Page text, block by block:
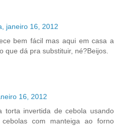
janeiro 16, 2012
bem fácil mas aqui em casa a
que dá pra substituir, né?Beijos.
16, 2012
torta invertida de cebola usando
com manteiga ao forno